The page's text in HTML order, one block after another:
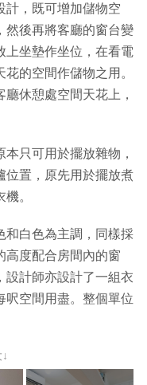
計，既可增加儲物空
然後再將客廳的窗台變
上坐墊作坐位，在看電
的空間作儲物之用。
休憩處空間天花上，
只可用於擺放雜物，
位置，原先用於擺放煮
。
和白色為主調，同樣採
高度配合房間內的窗
設計師亦設計了一組衣
呎空間用盡。整個單位